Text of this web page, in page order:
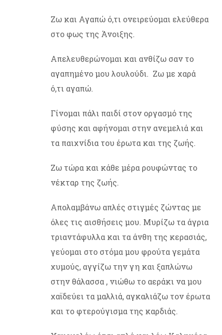
Ζω και Αγαπώ ό,τι ονειρεύομαι ελεύθερα
στο φως της Άνοιξης.
Απελευθερώνομαι και ανθίζω σαν το
αγαπημένο μου λουλούδι. Ζω με χαρά
ό,τι αγαπώ.
Γίνομαι πάλι παιδί στον οργασμό της
φύσης και αφήνομαι στην ανεμελιά και
τα παιχνίδια του έρωτα και της ζωής.
Ζω τώρα και κάθε μέρα ρουφώντας το
νέκταρ της ζωής.
Απολαμβάνω απλές στιγμές ζώντας με
όλες τις αισθήσεις μου. Μυρίζω τα άγρια
τριαντάφυλλα και τα άνθη της κερασιάς,
γεύομαι στο στόμα μου φρούτα γεμάτα
χυμούς, αγγίζω την γη και ξαπλώνω
στην θάλασσα , νιώθω το αεράκι να μου
χαϊδεύει τα μαλλιά, αγκαλιάζω τον έρωτα
και το φτερούγισμα της καρδιάς.